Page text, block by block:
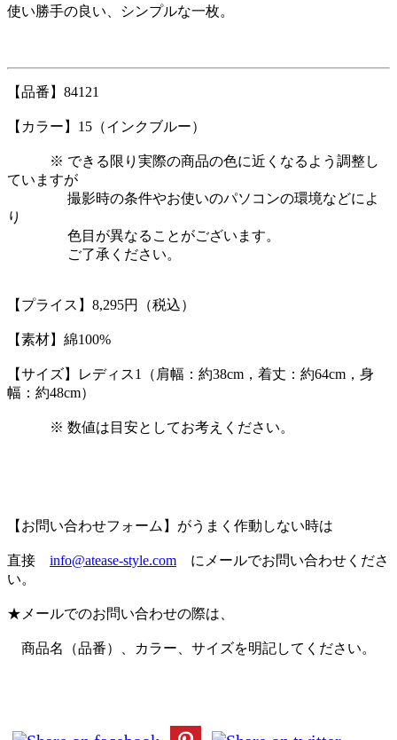
使い勝手の良い、シンプルな一枚。
【品番】84121
【カラー】15（インクブルー）
※ できる限り実際の商品の色に近くなるよう調整し
ていますが
撮影時の条件やお使いのパソコンの環境などによ
り
色目が異なることがございます。
ご了承ください。
【プライス】8,295円（税込）
【素材】綿100%
【サイズ】レディス1（肩幅：約38cm，着丈：約64cm，身
幅：約48cm）
※ 数値は目安としてお考えください。
【お問い合わせフォーム】がうまく作動しない時は
直接 info@atease-style.com にメールでお問い合わせくださ
い。
★メールでのお問い合わせの際は、
商品名（品番）、カラー、サイズを明記してください。